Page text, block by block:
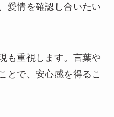
愛情を確認し合いたい
も重視します。言葉や
とで、安心感を得るこ